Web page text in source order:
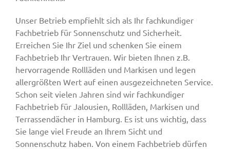
Unser Betrieb empfiehlt sich als Ihr fachkundiger
Fachbetrieb für Sonnenschutz und Sicherheit.
Erreichen Sie Ihr Ziel und schenken Sie einem
Fachbetrieb Ihr Vertrauen. Wir bieten Ihnen z.B.
hervorragende Rollläden und Markisen und legen
allergrößten Wert auf einen ausgezeichneten Service.
Schon seit vielen Jahren sind wir fachkundiger
Fachbetrieb für Jalousien, Rollläden, Markisen und
Terrassendächer in Hamburg. Es ist uns wichtig, dass
Sie lange viel Freude an Ihrem Sicht und
Sonnenschutz haben. Von einem Fachbetrieb dürfen